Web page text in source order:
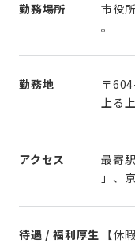
勤務場所
市役
。
勤務地
〒
上る
アクセス
最寄
」、
待遇 / 福利厚生 【休